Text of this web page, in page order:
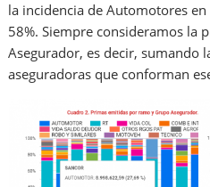
la incidencia de Automotores
58%. Siempre consideramos la
Asegurador, es decir, sumando
aseguradoras que conforman